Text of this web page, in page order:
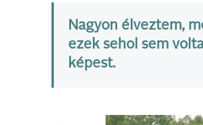
Nagyon élveztem,
ezek sehol sem
képest.